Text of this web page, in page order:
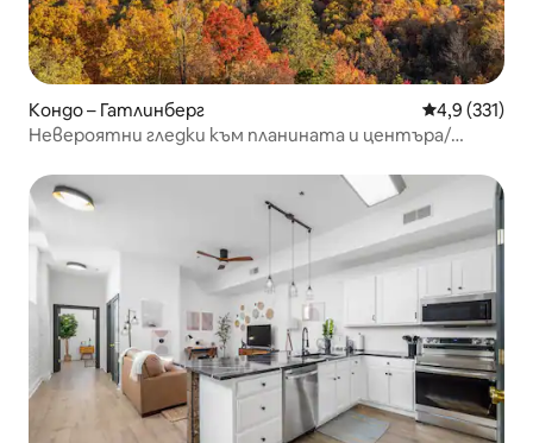
Кондо – Гатлинберг Средна
4,9 (331)
Невероятни гледки към планината и центъра/